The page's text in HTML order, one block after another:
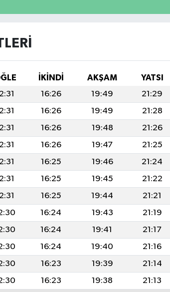
İKINDI AKŞAM
YATSI
16:26 19:49
21:29
16:26 19:49
21:28
16:26 19:48
21:26
16:26 19:47
21:25
16:25 19:46
21:24
16:25 19:45
21:22
16:25 19:44
21:21
16:24 19:43
21:19
16:24 19:41
21:17
16:24 19:40
21:16
16:23 19:39
21:14
16:23 19:38
21:13